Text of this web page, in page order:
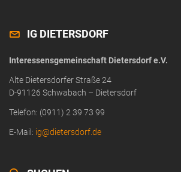
IG DIETERSDORF
Interessensgemeinschaft Dietersdorf e.V.
Alte Dietersdorfer Straße 24
D-91126 Schwabach – Dietersdorf
Telefon: (0911) 2 39 73 99
E-Mail: ig@dietersdorf.de